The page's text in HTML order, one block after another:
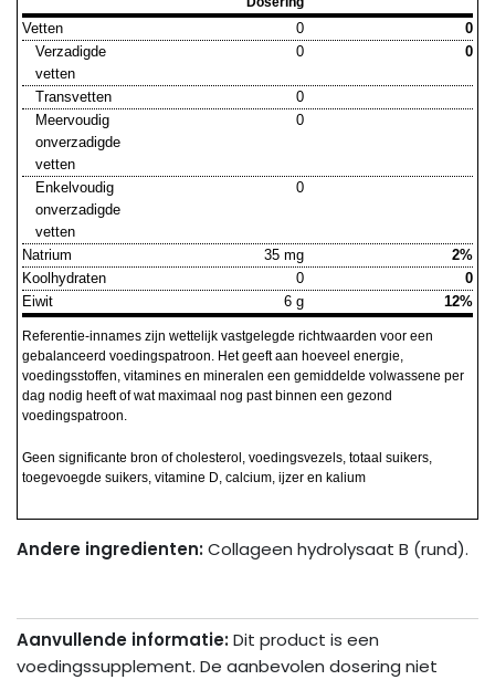
Vetten 0
0
Verzadigde
vetten
0 0
Transvetten
0
Meervoudig
onverzadigde
vetten
0
Enkelvoudig
onverzadigde
vetten
0
Natrium 35 mg
2%
Koolhydraten
0
0
Eiwit
6 g 12%
Referentie-innames zijn wettelijk vastgelegde richtwaarden voor een
gebalanceerd voedingspatroon. Het geeft aan hoeveel energie,
voedingsstoffen, vitamines en mineralen een gemiddelde volwassene per
dag nodig heeft of wat maximaal nog past binnen een gezond
voedingspatroon.
Geen significante bron of cholesterol, voedingsvezels, totaal suikers,
toegevoegde suikers, vitamine D, calcium, ijzer en kalium
Andere ingredienten:Collageen hydrolysaat B (rund).
Aanvullende informatie:Dit product is een
voedingssupplement. De aanbevolen dosering niet